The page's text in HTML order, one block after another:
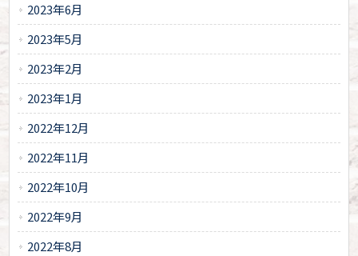
2023年6月
2023年5月
2023年2月
2023年1月
2022年12月
2022年11月
2022年10月
2022年9月
2022年8月